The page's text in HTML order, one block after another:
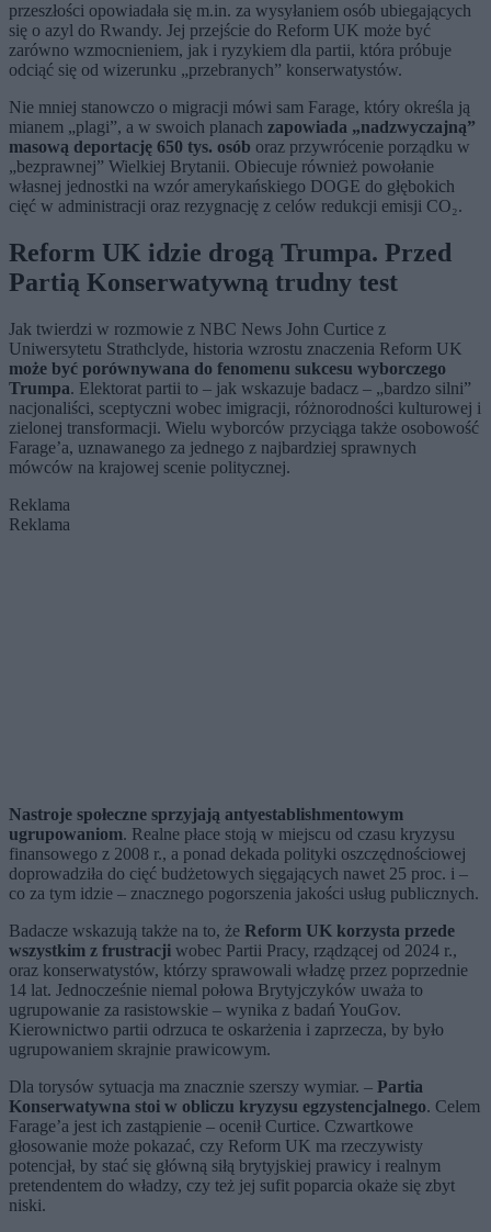
przeszłości opowiadała się m.in. za wysyłaniem osób ubiegających
się o azyl do Rwandy. Jej przejście do Reform UK może być
zarówno wzmocnieniem, jak i ryzykiem dla partii, która próbuje
odciąć się od wizerunku „przebranych” konserwatystów.
Nie mniej stanowczo o migracji mówi sam Farage, który określa ją
mianem „plagi”, a w swoich planach zapowiada „nadzwyczajną”
masową deportację 650 tys. osób oraz przywrócenie porządku w
„bezprawnej” Wielkiej Brytanii. Obiecuje również powołanie
własnej jednostki na wzór amerykańskiego DOGE do głębokich
cięć w administracji oraz rezygnację z celów redukcji emisji CO₂.
Reform UK idzie drogą Trumpa. Przed
Partią Konserwatywną trudny test
Jak twierdzi w rozmowie z NBC News John Curtice z
Uniwersytetu Strathclyde, historia wzrostu znaczenia Reform UK
może być porównywana do fenomenu sukcesu wyborczego
Trumpa. Elektorat partii to – jak wskazuje badacz – „bardzo silni”
nacjonaliści, sceptyczni wobec imigracji, różnorodności kulturowej i
zielonej transformacji. Wielu wyborców przyciąga także osobowość
Farage’a, uznawanego za jednego z najbardziej sprawnych
mówców na krajowej scenie politycznej.
Reklama
Reklama
Nastroje społeczne sprzyjają antyestablishmentowym
ugrupowaniom. Realne płace stoją w miejscu od czasu kryzysu
finansowego z 2008 r., a ponad dekada polityki oszczędnościowej
doprowadziła do cięć budżetowych sięgających nawet 25 proc. i –
co za tym idzie – znacznego pogorszenia jakości usług publicznych.
Badacze wskazują także na to, że Reform UK korzysta przede
wszystkim z frustracji wobec Partii Pracy, rządzącej od 2024 r.,
oraz konserwatystów, którzy sprawowali władzę przez poprzednie
14 lat. Jednocześnie niemal połowa Brytyjczyków uważa to
ugrupowanie za rasistowskie – wynika z badań YouGov.
Kierownictwo partii odrzuca te oskarżenia i zaprzecza, by było
ugrupowaniem skrajnie prawicowym.
Dla torysów sytuacja ma znacznie szerszy wymiar. – Partia
Konserwatywna stoi w obliczu kryzysu egzystencjalnego. Celem
Farage’a jest ich zastąpienie – ocenił Curtice. Czwartkowe
głosowanie może pokazać, czy Reform UK ma rzeczywisty
potencjał, by stać się główną siłą brytyjskiej prawicy i realnym
pretendentem do władzy, czy też jej sufit poparcia okaże się zbyt
niski.